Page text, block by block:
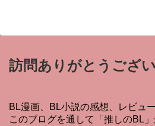
訪問ありがとうござ
BL漫画、BL小説の感想、レビュ
このブログを通して「推しのBL